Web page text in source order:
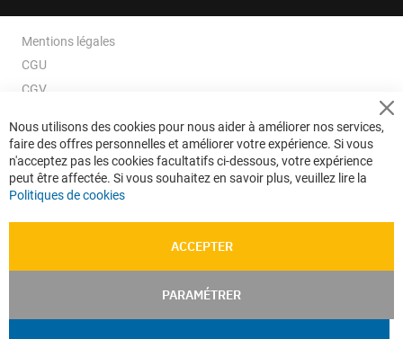
Mentions légales
CGU
CGV
Données personnelles
Confidentialité
Plan du site
Nous utilisons des cookies pour nous aider à améliorer nos services,
faire des offres personnelles et améliorer votre expérience. Si vous
n'acceptez pas les cookies facultatifs ci-dessous, votre expérience
peut être affectée. Si vous souhaitez en savoir plus, veuillez lire la
Politiques de cookies
ACCEPTER
PARAMÉTRER